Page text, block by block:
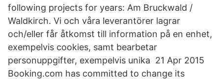
following projects for years: Am Bruckwald /
Waldkirch. Vi och våra leverantörer lagrar
och/eller får åtkomst till information på en enhet,
exempelvis cookies, samt bearbetar
personuppgifter, exempelvis unika 21 Apr 2015
Booking.com has committed to change its